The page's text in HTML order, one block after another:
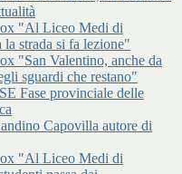
"Al Liceo Medi di
strada si fa lezione"
"San Valentino, anche da
sguardi che restano"
Fase provinciale delle
Capovilla autore di
"Al Liceo Medi di